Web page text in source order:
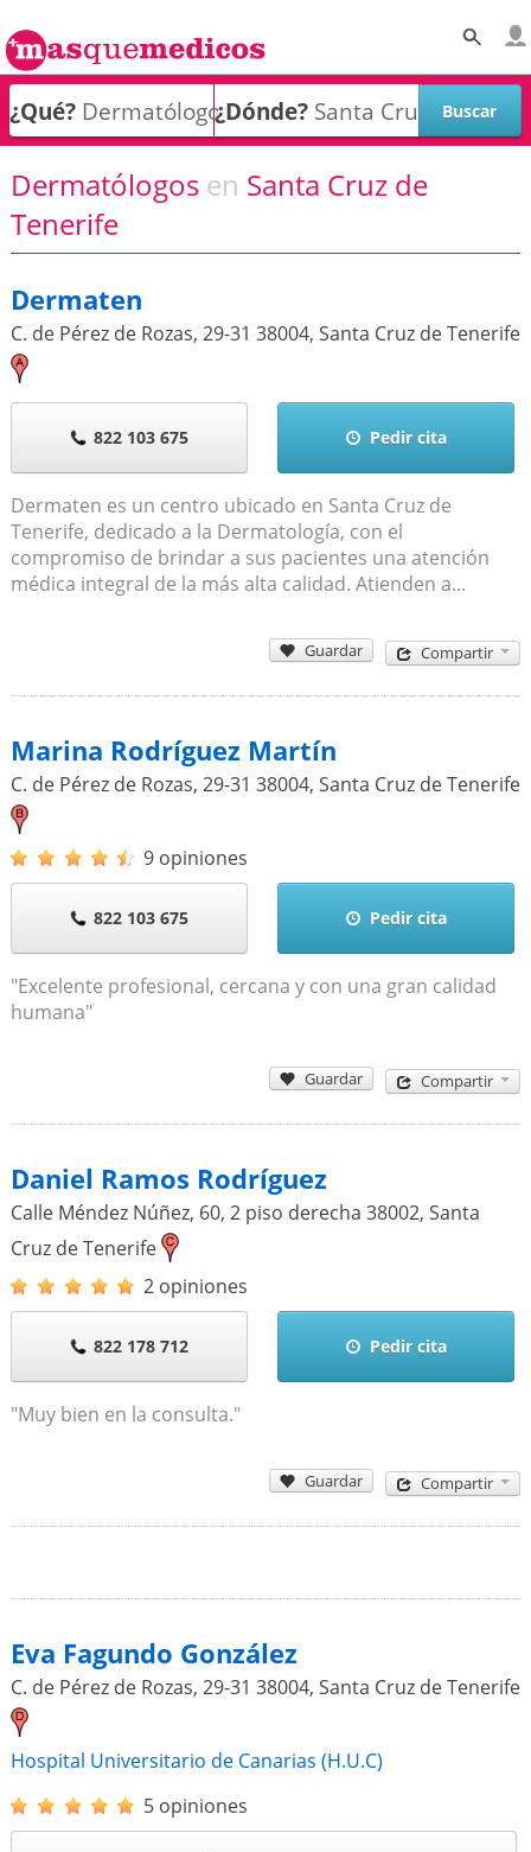
¿Qué? ¿Dónde?
Dermatólogos en Santa Cruz de
Tenerife
Dermaten
C. de Pérez de Rozas, 29-31 38004, Santa Cruz de Tenerife
822 103 675 Pedir cita
Dermaten es un centro ubicado en Santa Cruz de
Tenerife, dedicado a la Dermatología, con el
compromiso de brindar a sus pacientes una atención
médica integral de la más alta calidad. Atienden a...
Guardar Compartir
Marina Rodríguez Martín
C. de Pérez de Rozas, 29-31 38004, Santa Cruz de Tenerife
9 opiniones
822 103 675 Pedir cita
"Excelente profesional, cercana y con una gran calidad
humana"
Guardar Compartir
Daniel Ramos Rodríguez
Calle Méndez Núñez, 60, 2 piso derecha 38002, Santa
Cruz de Tenerife
2 opiniones
822 178 712 Pedir cita
"Muy bien en la consulta."
Guardar Compartir
Eva Fagundo González
C. de Pérez de Rozas, 29-31 38004, Santa Cruz de Tenerife
Hospital Universitario de Canarias (H.U.C)
5 opiniones